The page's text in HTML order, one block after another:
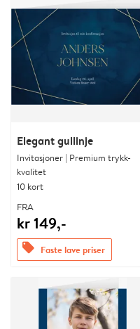
Elegant gullinje
Invitasjoner | Premium trykk-
kvalitet
10 kort
FRA
kr 149,-
offers Faste lave priser